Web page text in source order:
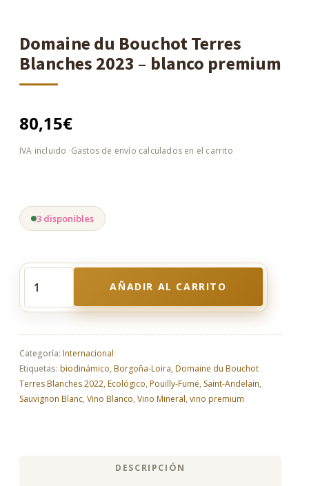
Domaine du Bouchot Terres
Blanches 2023 – blanco premium
80,15€
3 disponibles
du
Terres
Blanches
2023
premium
AÑADIR AL CARRITO
Categoría: Internacional
Etiquetas: biodinámico, Borgoña-Loira, Domaine du Bouchot
Terres Blanches 2022, Ecológico, Pouilly-Fumé, Saint-Andelain,
Sauvignon Blanc,Vino Blanco,Vino Mineral,vino premium
DESCRIPCIÓN